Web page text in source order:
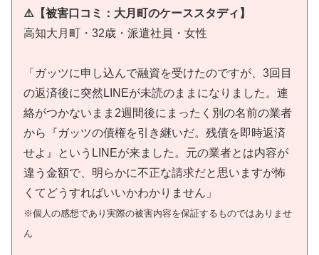
⚠️【被害口コミ：大月町のケーススタディ】
高知大月町・32歳・派遣社員・女性
「ガッツに申し込んで融資を受けたのですが、3回目
の返済後に突然LINEが未読のままになりました。連
絡がつかないまま2週間後にまったく別の名前の業者
から『ガッツの債権を引き継いだ。残債を即時返済
せよ』というLINEが来ました。元の業者とは内容が
違う金額で、明らかに不正な請求だと思いますが怖
くてどうすればいいかわかりません」
※個人の感想であり実際の被害内容を保証するものではありませ
ん